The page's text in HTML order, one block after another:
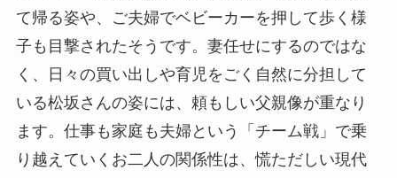
て帰る姿や、ご夫婦でベビーカーを押して歩く様
子も目撃されたそうです。妻任せにするのではな
く、日々の買い出しや育児をごく自然に分担して
いる松坂さんの姿には、頼もしい父親像が重なり
ます。仕事も家庭も夫婦という「チーム戦」で乗
り越えていくお二人の関係性は、慌ただしい現代